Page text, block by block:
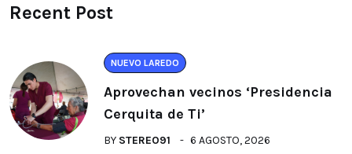
Recent Post
NUEVO LAREDO
Aprovechan vecinos ‘Presidencia
Cerquita de Ti’
BY STEREO91 6 AGOSTO, 2026